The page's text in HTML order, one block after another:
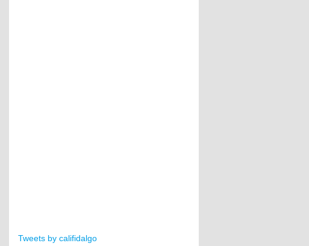
Tweets by califidalgo